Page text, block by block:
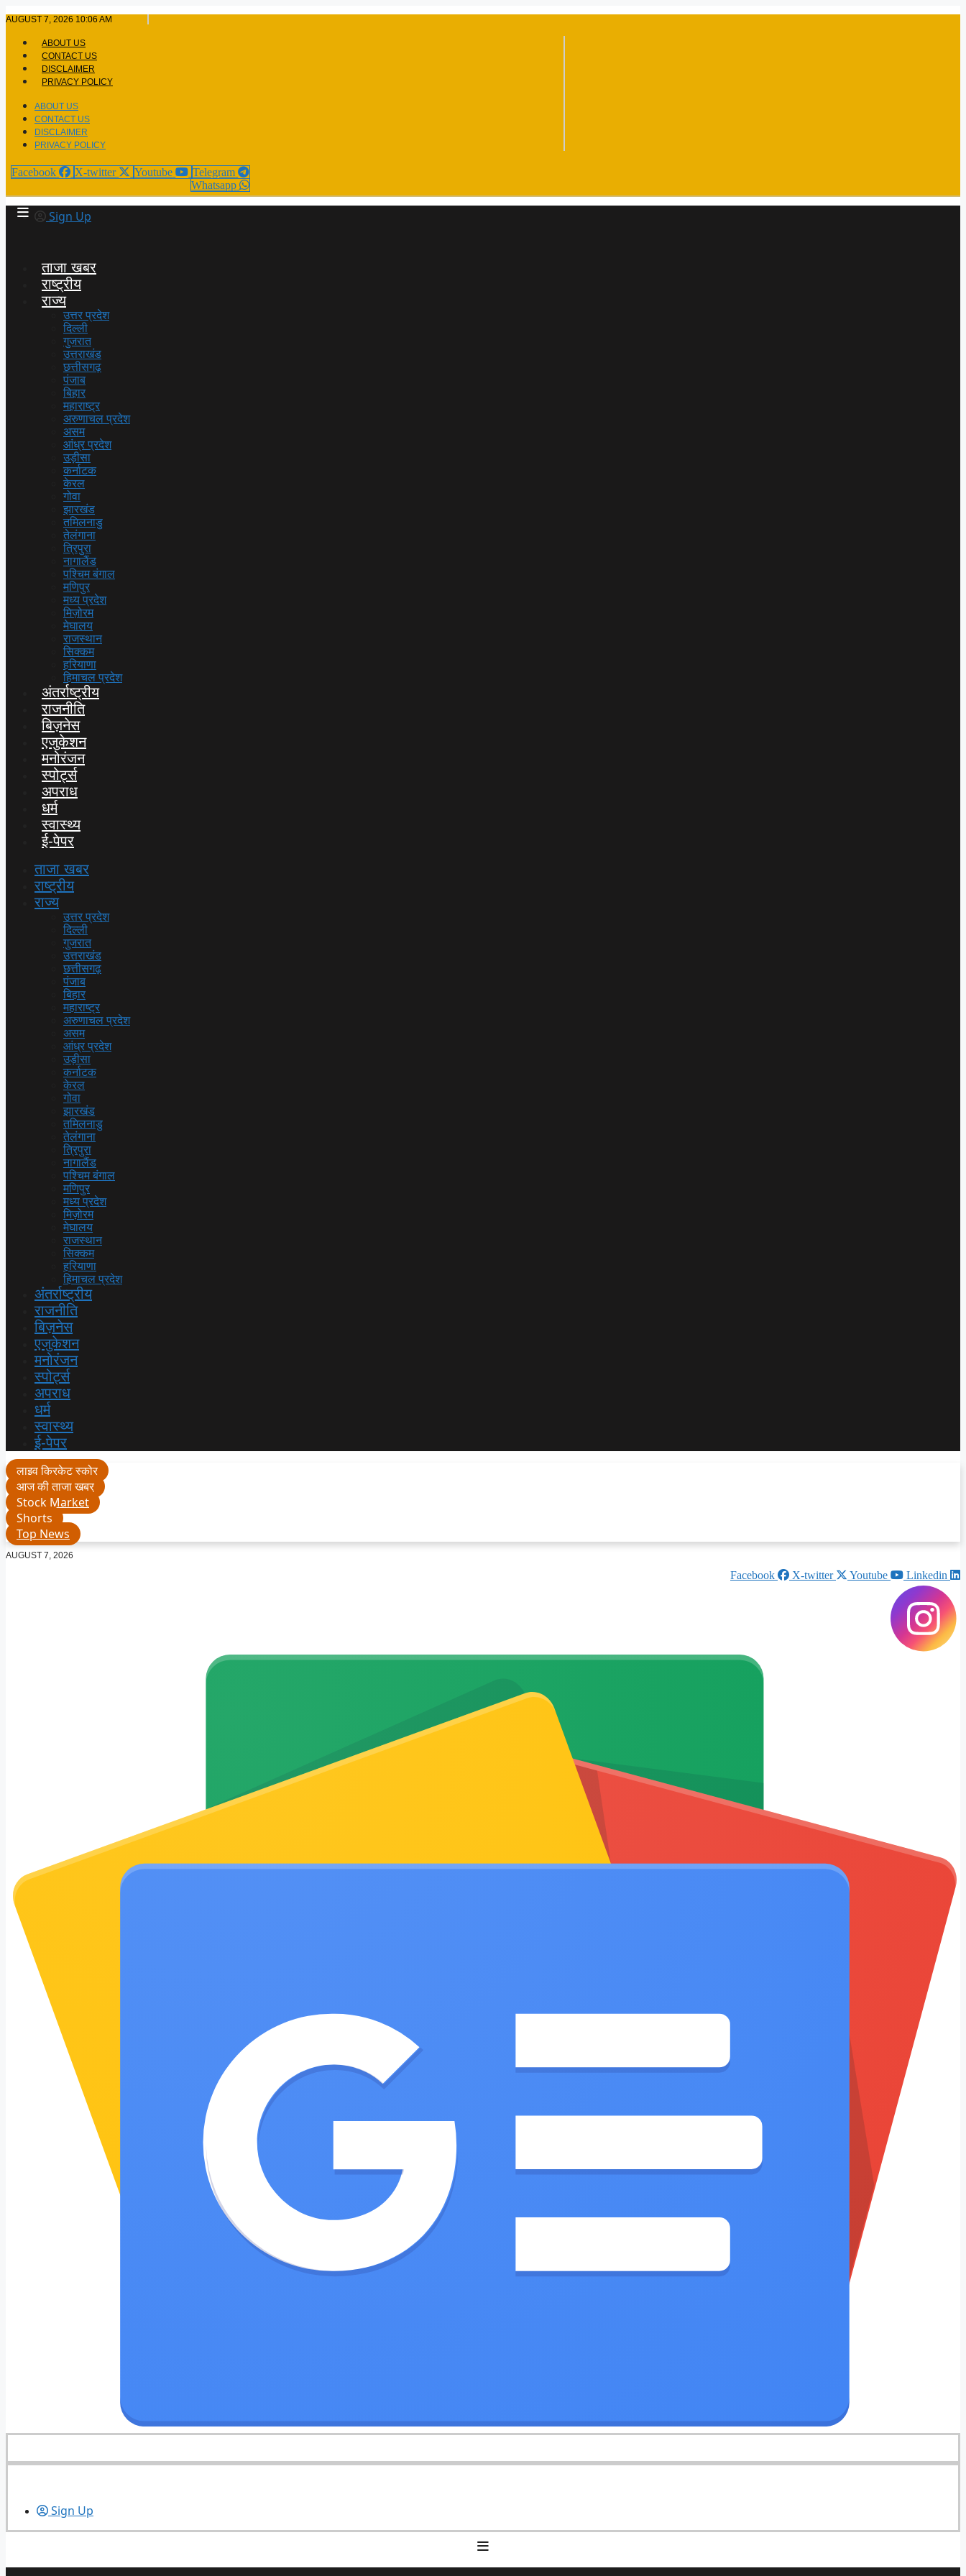
to
AUGUST 7, 2026 10:06 AM
ABOUT US
CONTACT US
DISCLAIMER
PRIVACY POLICY
ABOUT US
CONTACT US
DISCLAIMER
PRIVACY POLICY
Facebook X-twitter Youtube
Telegram
Whatsapp
Sign Up
ताजा खबर
राष्ट्रीय
राज्य
उत्तर प्रदेश
दिल्ली
गुजरात
उत्तराखंड
छत्तीसगढ़
पंजाब
बिहार
महाराष्ट्र
अरुणाचल प्रदेश
असम
आंध्र प्रदेश
उड़ीसा
कर्नाटक
केरल
गोवा
झारखंड
तमिलनाडु
तेलंगाना
त्रिपुरा
नागालैंड
पश्चिम बंगाल
मणिपुर
मध्य प्रदेश
मिज़ोरम
मेघालय
राजस्थान
सिक्कम
हरियाणा
हिमाचल प्रदेश
अंतर्राष्ट्रीय
राजनीति
बिज़नेस
एजुकेशन
मनोरंजन
स्पोर्ट्स
अपराध
धर्म
स्वास्थ्य
ई-पेपर
ताजा खबर
राष्ट्रीय
राज्य
उत्तर प्रदेश
दिल्ली
गुजरात
उत्तराखंड
छत्तीसगढ़
पंजाब
बिहार
महाराष्ट्र
अरुणाचल प्रदेश
असम
आंध्र प्रदेश
उड़ीसा
कर्नाटक
केरल
गोवा
झारखंड
तमिलनाडु
तेलंगाना
त्रिपुरा
नागालैंड
पश्चिम बंगाल
मणिपुर
मध्य प्रदेश
मिज़ोरम
मेघालय
राजस्थान
सिक्कम
हरियाणा
हिमाचल प्रदेश
अंतर्राष्ट्रीय
राजनीति
बिज़नेस
एजुकेशन
मनोरंजन
स्पोर्ट्स
अपराध
धर्म
स्वास्थ्य
ई-पेपर
लाइव क्रिकेट स्कोर
आज की ताजा खबर
Stock Market
Shorts
Top News
AUGUST 7, 2026
Facebook X-twitter Youtube Linkedin
Sign Up